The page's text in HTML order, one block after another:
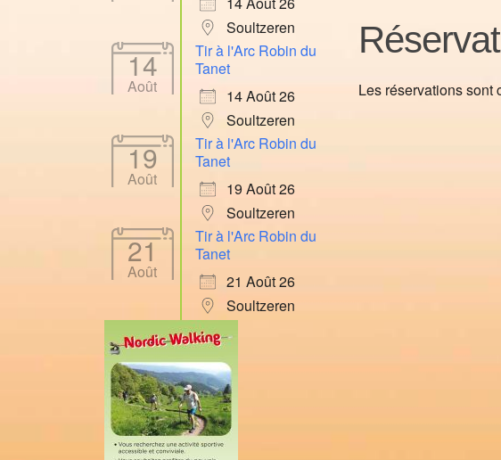
Les réservations sont
Soultzeren
14
Août
Tir à l'Arc Robin du
Tanet
14 Août 26
Soultzeren
19
Août
Tir à l'Arc Robin du
Tanet
19 Août 26
Soultzeren
21
Août
Tir à l'Arc Robin du
Tanet
21 Août 26
Soultzeren